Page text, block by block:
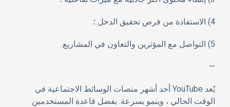
4) الاستفادة من فرص تحقيق الدخل ؛
5) التواصل مع المؤثرين والتعاون في المشاريع.
—
يُعد YouTube أحد أشهر منصات الوسائط الاجتماعية في
الوقت الحالي ، وينمو بسرعة. بفضل قاعدة المستخدمين